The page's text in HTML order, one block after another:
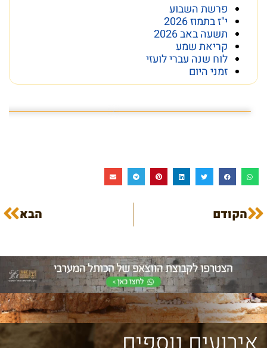
פרשת השבוע
י"ז בתמוז 2026
תשעה באב 2026
קריאת שמע
לוח שנה עברי לועזי
זמני היום
הקודם הבא